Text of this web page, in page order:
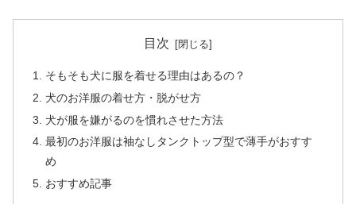
目次
そもそも犬に服を着せる理由はあるの？
犬のお洋服の着せ方・脱がせ方
犬が服を嫌がるのを慣れさせた方法
最初のお洋服は袖なしタンクトップ型で薄手がおすす
め
おすすめ記事